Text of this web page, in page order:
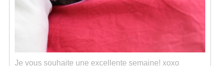
Je vous souhaite une excellente semaine! xoxo